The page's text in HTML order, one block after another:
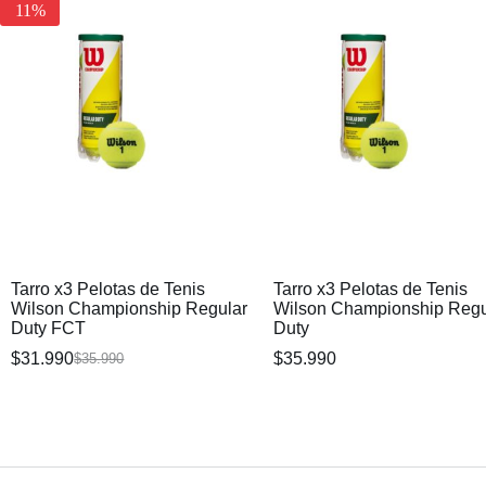
11%
Tarro x3 Pelotas de Tenis
Wilson Championship Regular
Duty FCT
$35.990
$31.990
Tarro x3 Pelotas de Tenis
Wilson Championship
Duty
$35.990